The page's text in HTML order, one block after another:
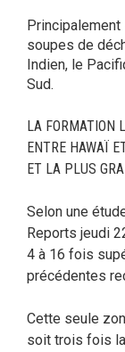
soupes de
Indien, le
Sud.
LA FORMATION
ENTRE HAWAÏ
ET LA PLUS
Selon une
Reports jeudi
4 à 16 fois
précédentes
Cette seule
soit trois fois